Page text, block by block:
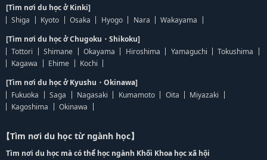
[Tìm nơi du học ở Kinki]
Shiga
Kyoto Osaka Hyogo Nara
Wakayama
[Tìm nơi du học ở Chugoku・Shikoku]
Tottori
Shimane Okayama Hiroshima Yamaguchi
Tokushima
Kagawa
Ehime
Kochi
[Tìm nơi du học ở Kyushu・Okinawa]
Fukuoka
Saga Nagasaki Kumamoto Oita
Miyazaki
Kagoshima
Okinawa
【Tìm nơi du học từ ngành học】
Tìm nơi du học mà có thể học ngành Khối Khoa học xã hội